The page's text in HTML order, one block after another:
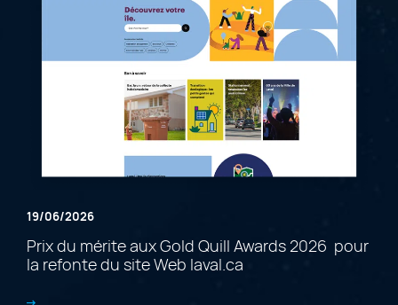
19/06/2026
Prix du mérite aux Gold Quill Awards 2026 pour
la refonte du site Web laval.ca